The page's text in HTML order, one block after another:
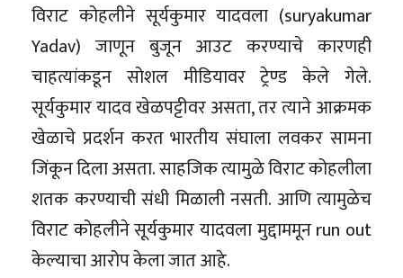
विराट कोहलीने सूर्यकुमार यादवला (suryakumar
Yadav) जाणून बुजून आउट करण्याचे कारणही
चाहत्यांकडून सोशल मीडियावर ट्रेण्ड केले गेले.
सूर्यकुमार यादव खेळपट्टीवर असता, तर त्याने आक्रमक
खेळाचे प्रदर्शन करत भारतीय संघाला लवकर सामना
जिंकून दिला असता. साहजिक त्यामुळे विराट कोहलीला
शतक करण्याची संधी मिळाली नसती. आणि त्यामुळेच
विराट कोहलीने सूर्यकुमार यादवला मुद्दाममून run out
केल्याचा आरोप केला जात आहे.